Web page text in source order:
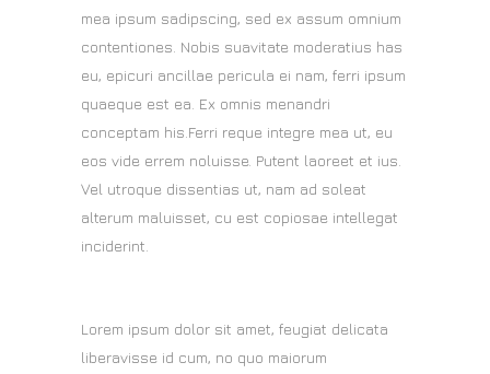
mea ipsum sadipscing, sed ex assum omnium
contentiones. Nobis suavitate moderatius has
eu, epicuri ancillae pericula ei nam, ferri ipsum
quaeque est ea. Ex omnis menandri
conceptam his.Ferri reque integre mea ut, eu
eos vide errem noluisse. Putent laoreet et ius.
Vel utroque dissentias ut, nam ad soleat
alterum maluisset, cu est copiosae intellegat
inciderint.
Lorem ipsum dolor sit amet, feugiat delicata
liberavisse id cum, no quo maiorum